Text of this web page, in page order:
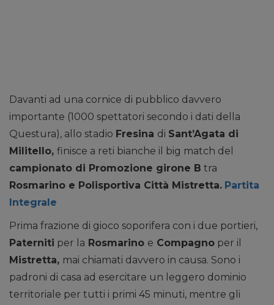
Davanti ad una cornice di pubblico davvero
importante (1000 spettatori secondo i dati della
Questura), allo stadio Fresina di Sant’Agata di
Militello, finisce a reti bianche il big match del
campionato di Promozione girone B tra
Rosmarino e Polisportiva Città Mistretta. Partita
Integrale
Prima frazione di gioco soporifera con i due portieri,
Paterniti per la Rosmarino e Compagno per il
Mistretta, mai chiamati davvero in causa. Sono i
padroni di casa ad esercitare un leggero dominio
territoriale per tutti i primi 45 minuti, mentre gli